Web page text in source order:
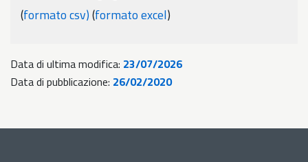
(formato csv)(formato excel)
Data di ultima modifica: 23/07/2026
Data di pubblicazione: 26/02/2020